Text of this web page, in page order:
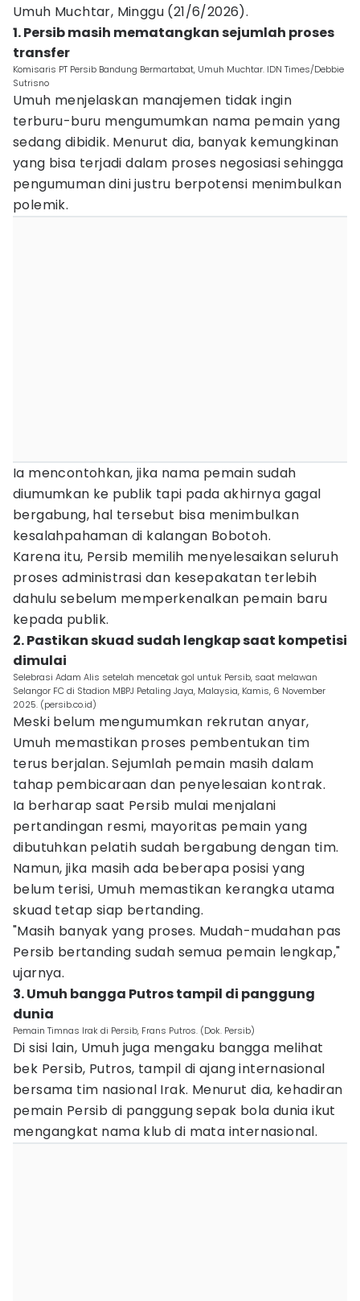
Umuh Muchtar, Minggu (21/6/2026).
1. Persib masih mematangkan sejumlah proses
transfer
Komisaris PT Persib Bandung Bermartabat, Umuh Muchtar. IDN Times/Debbie
Sutrisno
Umuh menjelaskan manajemen tidak ingin
terburu-buru mengumumkan nama pemain yang
sedang dibidik. Menurut dia, banyak kemungkinan
yang bisa terjadi dalam proses negosiasi sehingga
pengumuman dini justru berpotensi menimbulkan
polemik.
Ia mencontohkan, jika nama pemain sudah
diumumkan ke publik tapi pada akhirnya gagal
bergabung, hal tersebut bisa menimbulkan
kesalahpahaman di kalangan Bobotoh.
Karena itu, Persib memilih menyelesaikan seluruh
proses administrasi dan kesepakatan terlebih
dahulu sebelum memperkenalkan pemain baru
kepada publik.
2. Pastikan skuad sudah lengkap saat kompetisi
dimulai
Selebrasi Adam Alis setelah mencetak gol untuk Persib, saat melawan
Selangor FC di Stadion MBPJ Petaling Jaya, Malaysia, Kamis, 6 November
2025. (persib.co.id)
Meski belum mengumumkan rekrutan anyar,
Umuh memastikan proses pembentukan tim
terus berjalan. Sejumlah pemain masih dalam
tahap pembicaraan dan penyelesaian kontrak.
Ia berharap saat Persib mulai menjalani
pertandingan resmi, mayoritas pemain yang
dibutuhkan pelatih sudah bergabung dengan tim.
Namun, jika masih ada beberapa posisi yang
belum terisi, Umuh memastikan kerangka utama
skuad tetap siap bertanding.
"Masih banyak yang proses. Mudah-mudahan pas
Persib bertanding sudah semua pemain lengkap,"
ujarnya.
3. Umuh bangga Putros tampil di panggung
dunia
Pemain Timnas Irak di Persib, Frans Putros. (Dok. Persib)
Di sisi lain, Umuh juga mengaku bangga melihat
bek Persib, Putros, tampil di ajang internasional
bersama tim nasional Irak. Menurut dia, kehadiran
pemain Persib di panggung sepak bola dunia ikut
mengangkat nama klub di mata internasional.